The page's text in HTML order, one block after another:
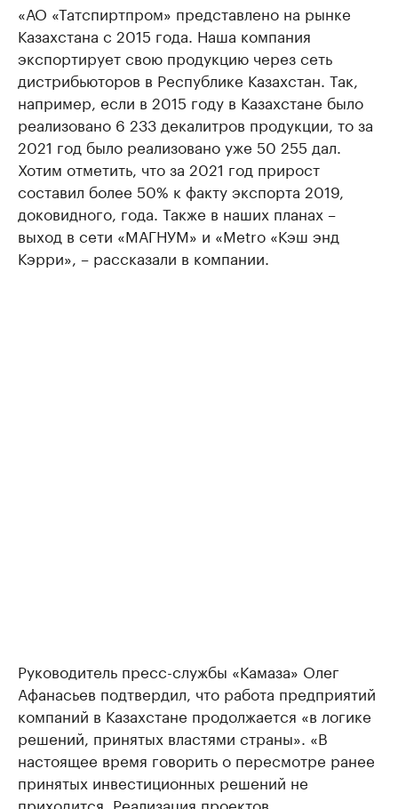
«АО «Татспиртпром» представлено на рынке
Казахстана с 2015 года. Наша компания
экспортирует свою продукцию через сеть
дистрибьюторов в Республике Казахстан. Так,
например, если в 2015 году в Казахстане было
реализовано 6 233 декалитров продукции, то за
2021 год было реализовано уже 50 255 дал.
Хотим отметить, что за 2021 год прирост
составил более 50% к факту экспорта 2019,
доковидного, года. Также в наших планах –
выход в сети «МАГНУМ» и «Metro «Кэш энд
Кэрри», – рассказали в компании.
Руководитель пресс-службы «Камаза» Олег
Афанасьев подтвердил, что работа предприятий
компаний в Казахстане продолжается «в логике
решений, принятых властями страны». «В
настоящее время говорить о пересмотре ранее
принятых инвестиционных решений не
приходится. Реализация проектов